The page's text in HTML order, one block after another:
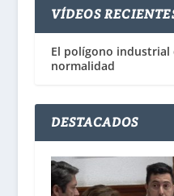
VÍDEOS
El polígono industrial
normalidad
DESTACADOS